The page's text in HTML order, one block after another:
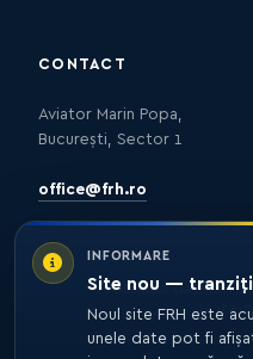
INFORMARE
Site nou —
Noul site FRH este
unele date pot fi
CONTACT
Aviator Marin Popa,
București, Sector 1
office@frh.ro
Protecția datelor
Nota